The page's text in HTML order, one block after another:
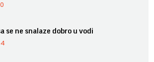
se ne snalaze dobro u vodi